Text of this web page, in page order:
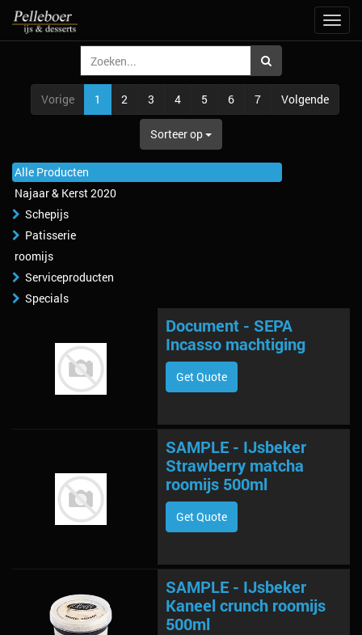
aan/
Vorige 1 2 3 4 5 6 7 Volgende
Sorteer op
Alle Producten
Najaar & Kerst 2020
Schepijs
Patisserie
roomijs
Serviceproducten
Specials
Document - SEPA
Incasso machtiging
Get Quote
SAMPLE - IJsbeker
Strawberry matcha
roomijs 500ml
Get Quote
SAMPLE - IJsbeker
Kaneel crunch roomijs
500ml